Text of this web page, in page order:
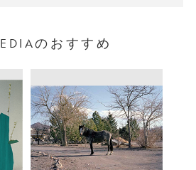
Country of the Rising Sun」を出
Nieuwenhuizeとのデュオプロ
トOtani Nieuwenhuize名義で
動を始める。G/P gallery,
のおすすめ